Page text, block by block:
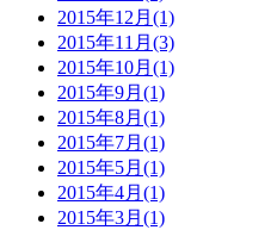
2015年12月(1)
2015年11月(3)
2015年10月(1)
2015年9月(1)
2015年8月(1)
2015年7月(1)
2015年5月(1)
2015年4月(1)
2015年3月(1)